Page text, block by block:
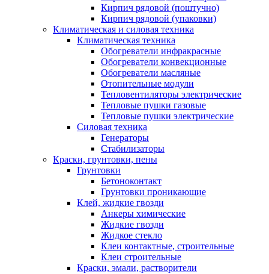
Кирпич рядовой (поштучно)
Кирпич рядовой (упаковки)
Климатическая и силовая техника
Климатическая техника
Обогреватели инфракрасные
Обогреватели конвекционные
Обогреватели масляные
Отопительные модули
Тепловентиляторы электрические
Тепловые пушки газовые
Тепловые пушки электрические
Силовая техника
Генераторы
Стабилизаторы
Краски, грунтовки, пены
Грунтовки
Бетоноконтакт
Грунтовки проникающие
Клей, жидкие гвозди
Анкеры химические
Жидкие гвозди
Жидкое стекло
Клеи контактные, строительные
Клеи строительные
Краски, эмали, растворители